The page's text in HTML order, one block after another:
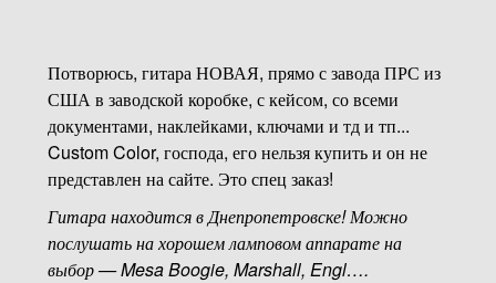
Потворюсь, гитара НОВАЯ, прямо с завода ПРС из
США в заводской коробке, с кейсом, со всеми
документами, наклейками, ключами и тд и тп...
Custom Color, господа, его нельзя купить и он не
представлен на сайте. Это спец заказ!
Гитара находится в Днепропетровске! Можно
послушать на хорошем ламповом аппарате на
выбор — Mesa Boogie, Marshall, Engl….